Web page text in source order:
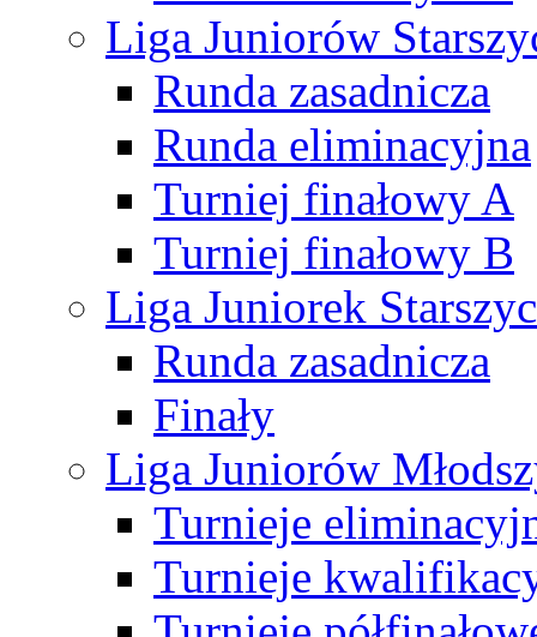
Liga Juniorów
Runda zasadnicza
Runda eliminacyjna
Turniej finałowy A
Turniej finałowy B
Liga Juniorek
Runda zasadnicza
Finały
Liga Juniorów
Turnieje
Turnieje